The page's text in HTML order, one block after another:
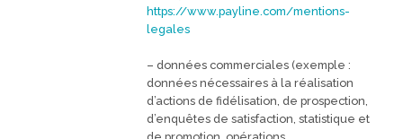
https://www.payline.com/mentions-
legales
– données commerciales (exemple :
données nécessaires à la réalisation
d’actions de fidélisation, de prospection,
d’enquêtes de satisfaction, statistique et